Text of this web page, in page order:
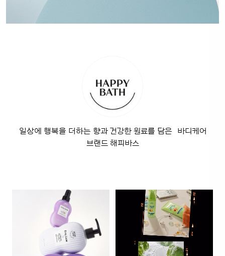
일상에 행복을 더하는 향과 건강한 원료를 담은 바디케어
브랜드 해피바스